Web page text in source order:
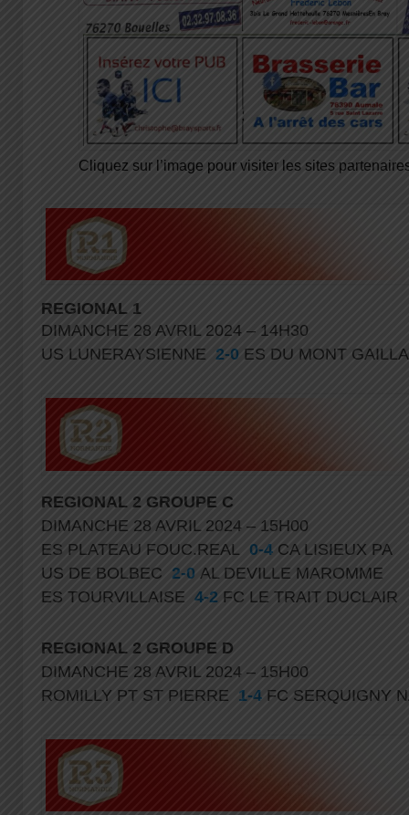
Cliquez sur l’image pour visiter les sites
REGIONAL 1
DIMANCHE 28 AVRIL 2024 – 14H30
US LUNERAYSIENNE 2-0 ES DU MONT
REGIONAL 2 GROUPE C
DIMANCHE 28 AVRIL 2024 – 15H00
ES PLATEAU FOUC.REAL 0-4 CA LISIEUX PA
US DE BOLBEC 2-0 AL DEVILLE MAROMME
ES TOURVILLAISE 4-2 FC LE TRAIT DUCLAIR
REGIONAL 2 GROUPE D
DIMANCHE 28 AVRIL 2024 – 15H00
ROMILLY PT ST PIERRE 1-4 FC SERQUIGNY